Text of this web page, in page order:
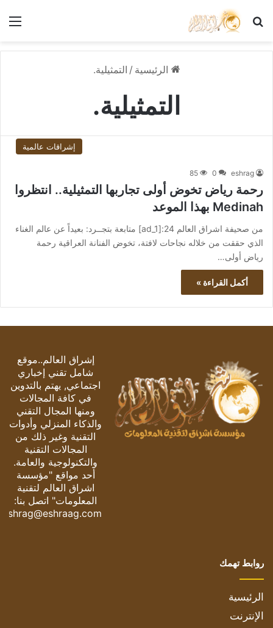
بحث عن
الرئيسية / التمثيلية.
التمثيلية.
إشراقات عالمية
eshrag
0
85
رحمة رياض تخوض أولى تجاربها التمثيلية.. انتظروا
Medinah بهذا الموعد
من صحيفة اشراق العالم 24:[ad_1] متابعة بتجــرد: بعيداً عن عالم الغناء
الذي حققت من خلاله نجاحات لافتة، تخوض الفنانة العراقية رحمة
رياض أولى…
أكمل القراءة »
إشراق العالم..موقع
شامل تقني إخباري
اجتماعي, يهتم بالتدوين
في كافة المجالات
ومنها المجال التقني
والذكاء المنزلي وأدوات
التقنية وغير ذلك من
المجالات التقنية
والتكنولوجية والعامة.
أحد مواقع "مؤسسة
اشراق العالم لتقنية
المعلومات" اتصل بنا:
eshrag@eshraag.com
روابط تهمك
الرئيسية
الإنترنت